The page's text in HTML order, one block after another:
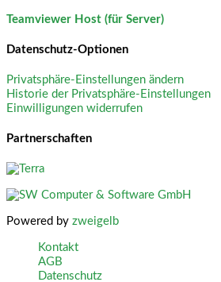
Teamviewer Host (für Server)
Datenschutz-Optionen
Privatsphäre-Einstellungen ändern
Historie der Privatsphäre-Einstellungen
Einwilligungen widerrufen
Partnerschaften
Powered by zweigelb
Kontakt
AGB
Datenschutz